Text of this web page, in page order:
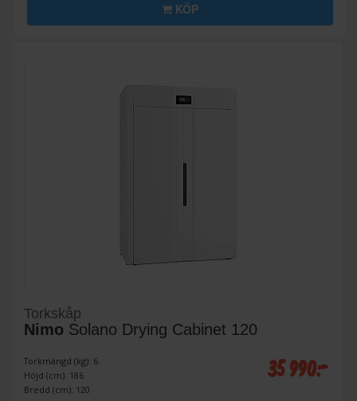
KÖP
Torkskåp
Nimo Solano Drying Cabinet 120
Torkmängd (kg): 6
Höjd (cm): 186
Bredd (cm): 120
35 990:-